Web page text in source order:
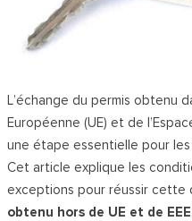
L’échange du permis obtenu
Européenne (UE) et de
une étape essentielle pour
Cet article explique les
exceptions pour réussir cette
obtenu hors de UE et de EEE